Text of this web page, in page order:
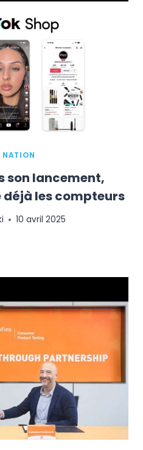
NATION
son lancement,
déjà les compteurs
10 avril 2025